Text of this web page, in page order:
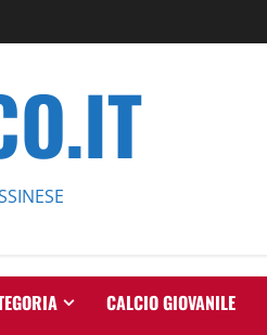
CALCIO GIOVANILE